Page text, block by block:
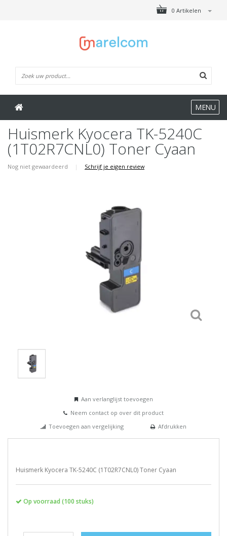
0 Artikelen
MENU
Huismerk Kyocera TK-5240C
(1T02R7CNL0) Toner Cyaan
Nog niet gewaardeerd | Schrijf je eigen review
Aan verlanglijst toevoegen
Neem contact op over dit product
Toevoegen aan vergelijking
Afdrukken
Huismerk Kyocera TK-5240C (1T02R7CNL0) Toner Cyaan
Op voorraad (100 stuks)